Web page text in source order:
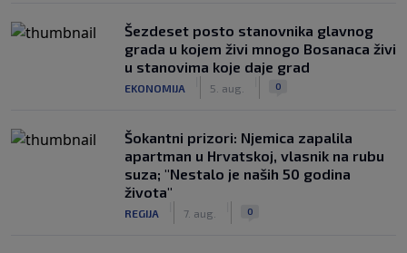
Šezdeset posto stanovnika glavnog
grada u kojem živi mnogo Bosanaca živi
u stanovima koje daje grad
EKONOMIJA 5. aug. 0
Šokantni prizori: Njemica zapalila
apartman u Hrvatskoj, vlasnik na rubu
suza; "Nestalo je naših 50 godina
života"
REGIJA 7. aug. 0